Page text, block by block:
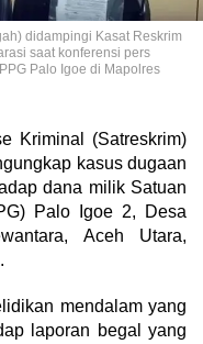
didampingi Kasat Reskrim
saat konferensi pers
Palo Igoe di Mapolres
Kriminal (Satreskrim)
kasus dugaan
dana milik Satuan
Palo Igoe 2, Desa
Aceh Utara,
mendalam yang
laporan begal yang